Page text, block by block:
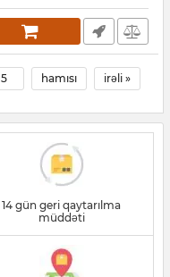
5 hamısı irəli »
14 gün geri qaytarılma
müddəti